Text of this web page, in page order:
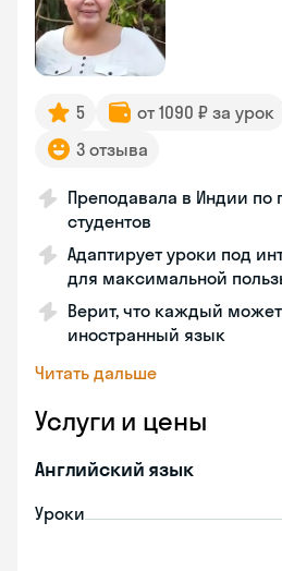
5 от 1090 ₽ за урок
3 отзыва
Преподавала в Индии
студентов
Адаптирует уроки под
для максимальной
Верит, что каждый
иностранный язык
Читать дальше
Услуги и цены
Английский язык
Уроки